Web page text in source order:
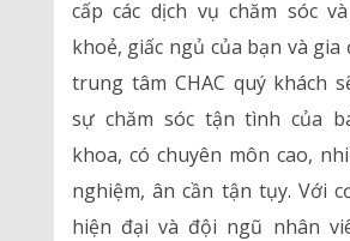
cấp các dịch vụ chăm sóc
khoẻ, giấc ngủ của bạn và
trung tâm CHAC quý khách
sự chăm sóc tận tình của
khoa, có chuyên môn cao,
nghiệm, ân cần tận tụy. Với
hiện đại và đội ngũ nhân